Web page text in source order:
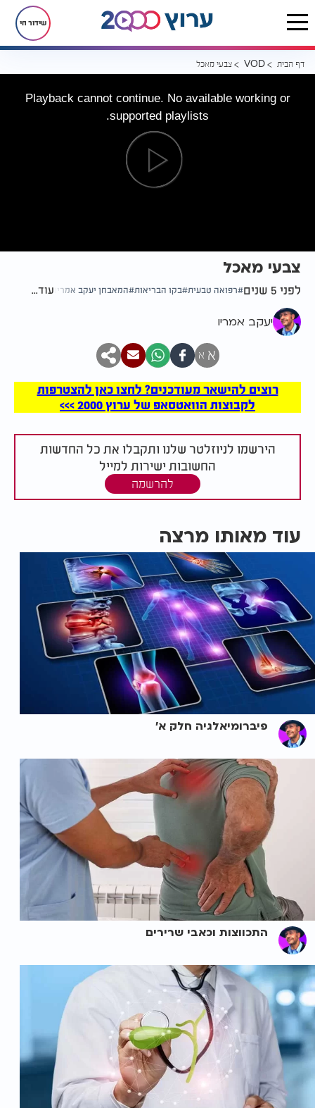
שידור חי
דף הבית VOD צבעי מאכל
Playback cannot continue. No available working or
supported playlists.
צבעי מאכל
לפני 5 שנים רפואה טבעית בקו הבריאות המאבחן יעקב אמריו עוד...
יעקב אמריו
א א
רוצים להישאר מעודכנים? לחצו כאן להצטרפות
לקבוצות הוואטסאפ של ערוץ 2000 >>>
הירשמו לניוזלטר שלנו ותקבלו את כל החדשות
החשובות ישירות למייל
להרשמה
עוד מאותו מרצה
פיברומיאלגיה חלק א'
התכווצות וכאבי שרירים